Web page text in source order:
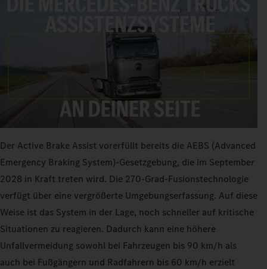
Der Active Brake Assist vorerfüllt bereits die AEBS (Advanced
Emergency Braking System)-Gesetzgebung, die im September
2028 in Kraft treten wird. Die 270‑Grad-Fusionstechnologie
verfügt über eine vergrößerte Umgebungserfassung. Auf diese
Weise ist das System in der Lage, noch schneller auf kritische
Situationen zu reagieren. Dadurch kann eine höhere
Unfallvermeidung sowohl bei Fahrzeugen bis 90 km/h als
auch bei Fußgängern und Radfahrern bis 60 km/h erzielt